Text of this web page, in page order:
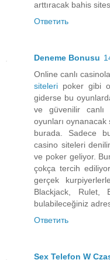
arttıracak bahis
Ответить
Deneme Bonusu
Online canlı
siteleri poker gibi
giderse bu
ve güvenilir canlı
oyunları oynanacak
burada. Sadece
casino siteleri
ve poker geliyor.
çokça tercih
gerçek
Blackjack, Rulet,
bulabileceğiniz
Ответить
Sex Telefon W